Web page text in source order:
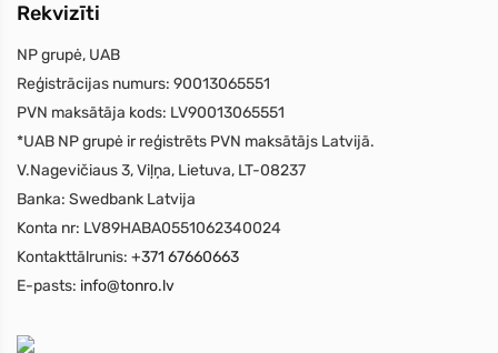
Rekvizīti
NP grupė, UAB
Reģistrācijas numurs: 90013065551
PVN maksātāja kods: LV90013065551
*UAB NP grupė ir reģistrēts PVN maksātājs Latvijā.
V.Nagevičiaus 3, Viļņa, Lietuva, LT-08237
Banka: Swedbank Latvija
Konta nr: LV89HABA0551062340024
Kontakttālrunis: +371 67660663
E-pasts: info@tonro.lv